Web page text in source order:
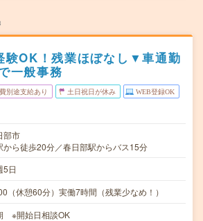
験OK！残業ほぼなし▼車通勤
一般事務
別途支給あり 土日祝日が休み WEB登録OK
部市
から徒歩20分／春日部駅からバス15分
5日
（休憩60分）実働7時間（残業少なめ！）
※開始日相談OK